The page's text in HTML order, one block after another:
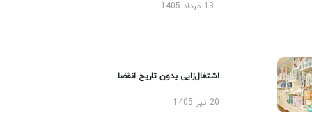
13 مرداد 1405
اشتغال‌زایی بدون تاریخ انقضا
20 تیر 1405